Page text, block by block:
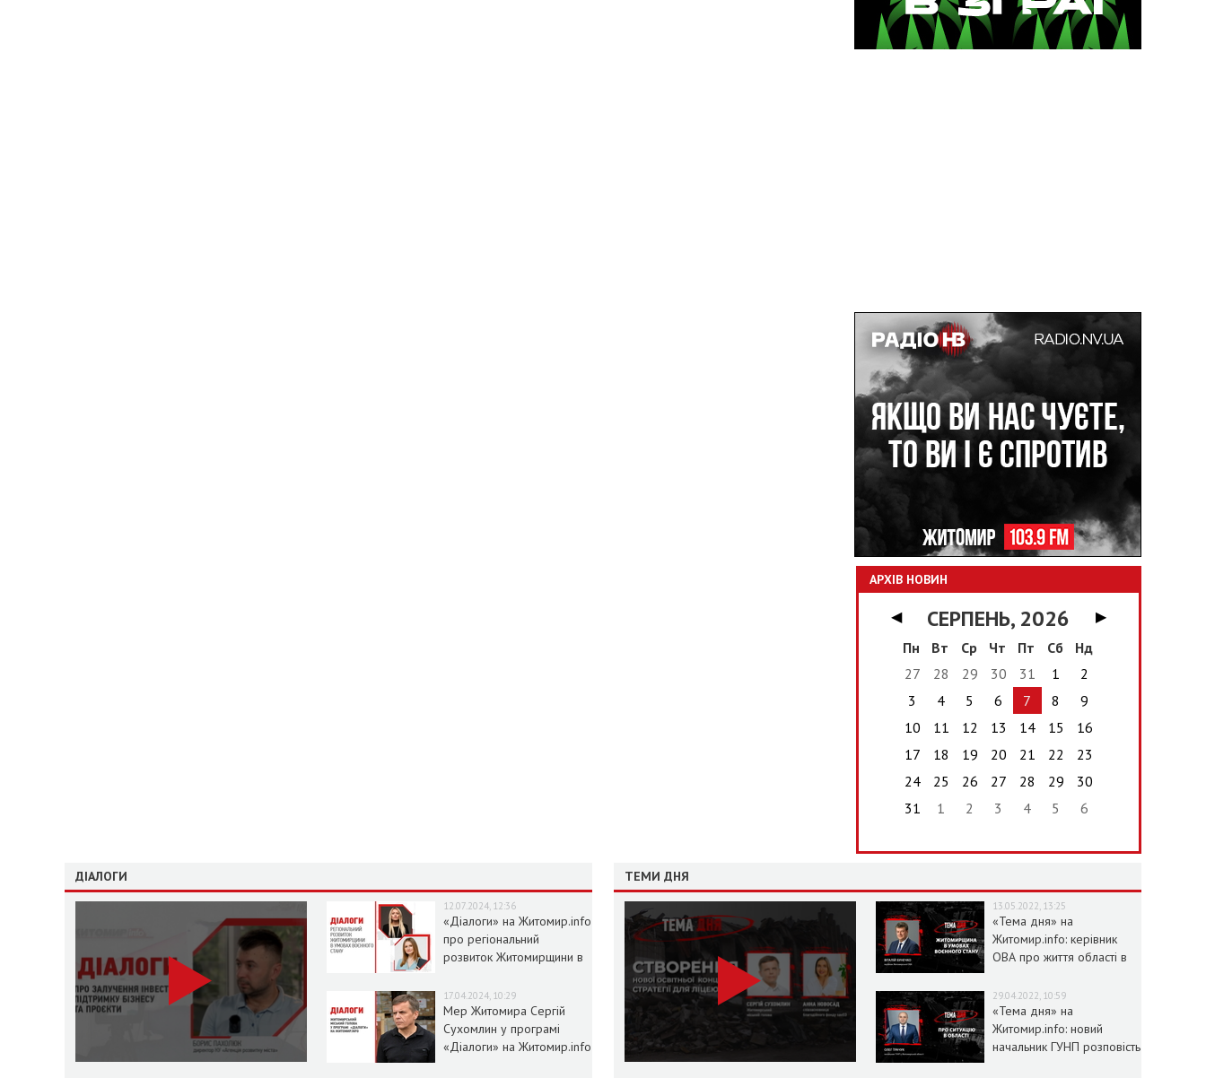
АРХІВ НОВИН
◀ СЕРПЕНЬ, 2026
▶
Пн
Вт Ср Чт Пт Сб
Нд
27
28 29 30 31 1
2
3
4 5 6 7 8
9
10
11 12 13 14 15
16
17
18 19 20 21 22
23
24
25 26 27 28 29
30
31
1 2 3 4 5 6
ДІАЛОГИ
12.07.2024, 12:36
«Діалоги» на Житомир.info
про регіональний
розвиток Житомирщини в
17.04.2024, 10:29
Мер Житомира Сергій
Сухомлин у програмі
«Діалоги» на Житомир.info
ТЕМИ ДНЯ
13.05.2022, 13:25
«Тема дня» на
Житомир.info: керівник
ОВА про життя області в
29.04.2022, 10:59
«Тема дня» на
Житомир.info: новий
начальник ГУНП розповість